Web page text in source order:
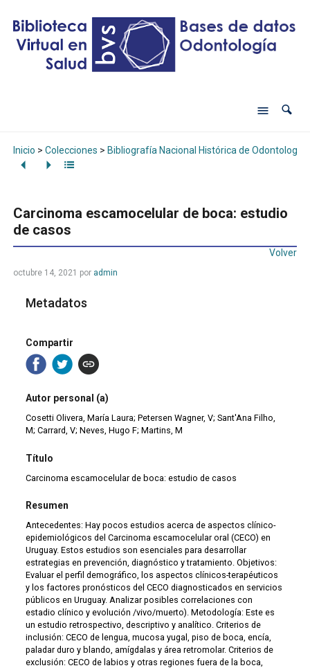
Inicio > Colecciones > Bibliografía Nacional Histórica de Odontología
Carcinoma escamocelular de boca: estudio
de casos
Volver
octubre 14, 2021 por admin
Metadatos
Compartir
Autor personal (a)
Cosetti Olivera, María Laura; Petersen Wagner, V; Sant'Ana Filho,
M; Carrard, V; Neves, Hugo F; Martins, M
Título
Carcinoma escamocelular de boca: estudio de casos
Resumen
Antecedentes: Hay pocos estudios acerca de aspectos clínico-
epidemiológicos del Carcinoma escamocelular oral (CECO) en
Uruguay. Estos estudios son esenciales para desarrollar
estrategias en prevención, diagnóstico y tratamiento. Objetivos:
Evaluar el perfil demográfico, los aspectos clínicos-terapéuticos
y los factores pronósticos del CECO diagnosticados en servicios
públicos en Uruguay. Analizar posibles correlaciones con
estadio clínico y evolución /vivo/muerto). Metodología: Este es
un estudio retrospectivo, descriptivo y analítico. Criterios de
inclusión: CECO de lengua, mucosa yugal, piso de boca, encía,
paladar duro y blando, amígdalas y área retromolar. Criterios de
exclusión: CECO de labios y otras regiones fuera de la boca,